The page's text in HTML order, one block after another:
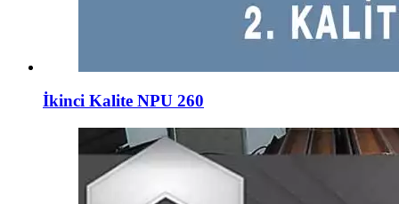
İkinci Kalite NPU 260